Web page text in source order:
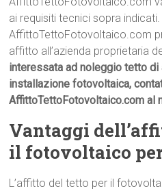
ai requisiti tecnici sopra
AffittoTettoFotovoltaico.com
affitto all’azienda proprietaria
interessata ad noleggio tetto
installazione fotovoltaica,
AffittoTettoFotovoltaico.com al
Vantaggi
il fotovoltaico
L’affitto del tetto per il